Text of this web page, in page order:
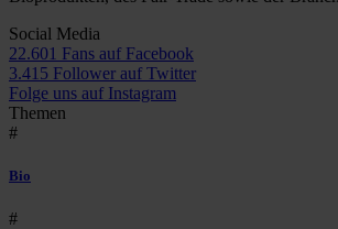
Social Media
22.601 Fans auf Facebook
3.415 Follower auf Twitter
Folge uns auf Instagram
Themen
#
Bio
#